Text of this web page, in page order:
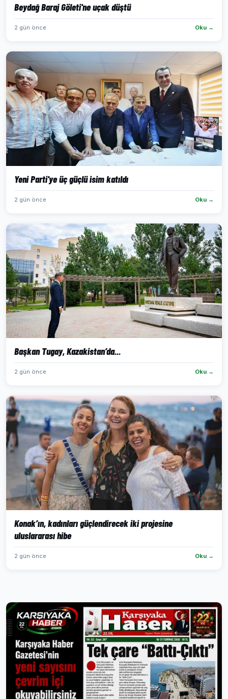
Beydağ Baraj Göleti'ne uçak düştü
2 gün önce Oku →
Yeni Parti'ye üç güçlü isim katıldı
2 gün önce Oku →
Başkan Tugay, Kazakistan’da...
2 gün önce Oku →
Konak’ın, kadınları güçlendirecek iki projesine
uluslararası hibe
2 gün önce Oku →